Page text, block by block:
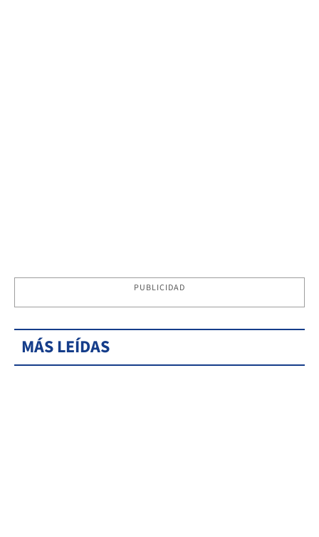
PUBLICIDAD
MÁS LEÍDAS